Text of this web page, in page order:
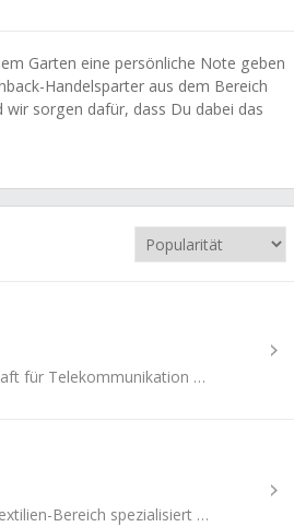
Garten eine persönliche Note geben
Handelsparter aus dem Bereich
sorgen dafür, dass Du dabei das
Seit bereits 25 Jahren ist die NetCologne Gesellschaft für Telekommunikation mbH kompetenter Telekommunikationspartner des Großraumes Köln/Bonn/Aachen
Magita ist ein Online-Shop, der sich auf den Heimtextilien-Bereich spezialisiert hat.